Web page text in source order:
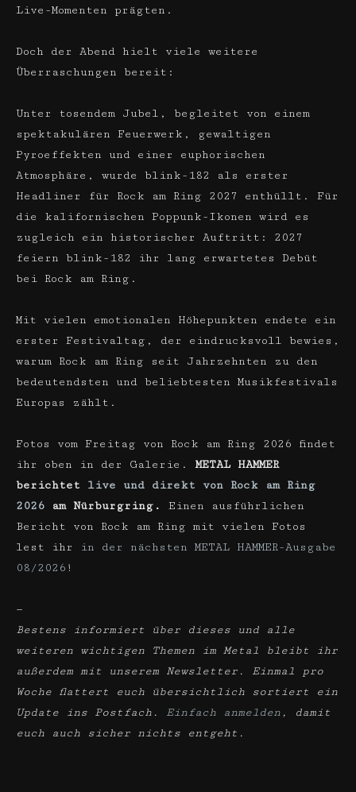
Live-Momenten prägten.
Doch der Abend hielt viele weitere
Überraschungen bereit:
Unter tosendem Jubel, begleitet von einem
spektakulären Feuerwerk, gewaltigen
Pyroeffekten und einer euphorischen
Atmosphäre, wurde blink-182 als erster
Headliner für Rock am Ring 2027 enthüllt. Für
die kalifornischen Poppunk-Ikonen wird es
zugleich ein historischer Auftritt: 2027
feiern blink-182 ihr lang erwartetes Debüt
bei Rock am Ring.
Mit vielen emotionalen Höhepunkten endete ein
erster Festivaltag, der eindrucksvoll bewies,
warum Rock am Ring seit Jahrzehnten zu den
bedeutendsten und beliebtesten Musikfestivals
Europas zählt.
Fotos vom Freitag von Rock am Ring 2026 findet
ihr oben in der Galerie.METAL HAMMER
berichtet live und direkt von Rock am Ring
2026 am Nürburgring. Einen ausführlichen
Bericht von Rock am Ring mit vielen Fotos
lest ihr
in der nächsten METAL HAMMER-Ausgabe
08/2026 !
—
Bestens informiert über dieses und alle
weiteren wichtigen Themen im Metal bleibt ihr
außerdem mit unserem Newsletter. Einmal pro
Woche flattert euch übersichtlich sortiert ein
Update ins Postfach.
Einfach anmelden , damit
euch auch sicher nichts entgeht.